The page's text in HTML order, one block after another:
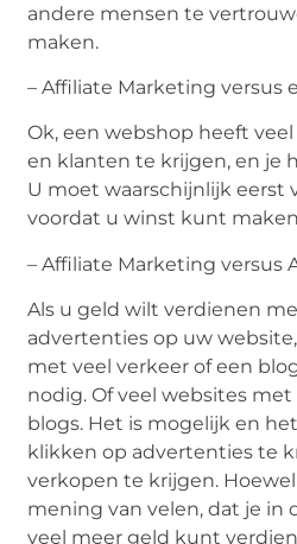
andere mensen te
maken.
– Affiliate Marketing versus
Ok, een webshop heeft
en klanten te krijgen, en je
U moet waarschijnlijk eerst
voordat u winst kunt
– Affiliate Marketing versus
Als u geld wilt verdienen
advertenties op uw
met veel verkeer of een
nodig. Of veel websites
blogs. Het is mogelijk en
klikken op advertenties te
verkopen te krijgen.
mening van velen, dat je in
veel meer geld kunt